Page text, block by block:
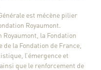
est mécène pilier
Royaumont.
la Fondation
de la Fondation de France,
l’émergence et
que le renforcement de